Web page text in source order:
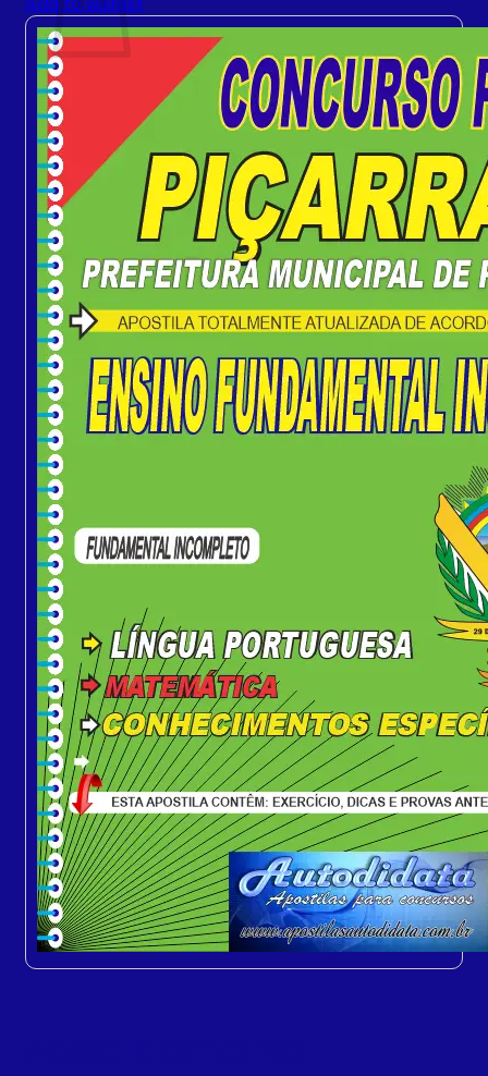
Sem produto(s) no carrinho.
Retornar para a loja